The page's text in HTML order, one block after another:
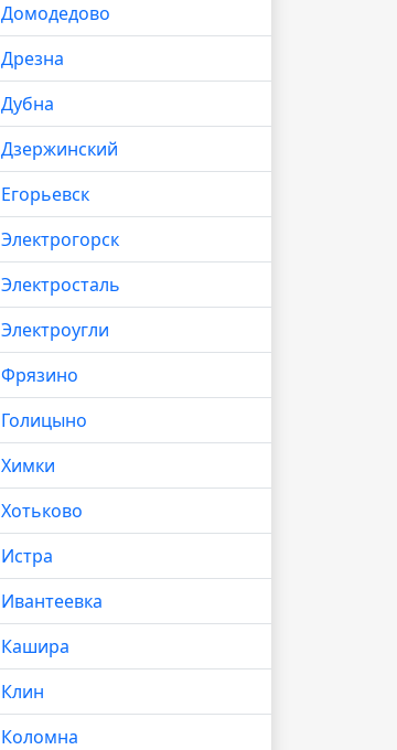
Домодедово
Дрезна
Дубна
Дзержинский
Егорьевск
Электрогорск
Электросталь
Электроугли
Фрязино
Голицыно
Химки
Хотьково
Истра
Ивантеевка
Кашира
Клин
Коломна